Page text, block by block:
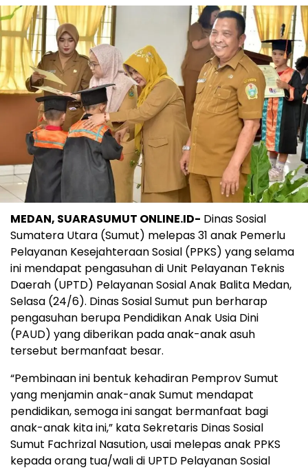
MEDAN, SUARASUMUT ONLINE.ID- Dinas Sosial
Sumatera Utara (Sumut) melepas 31 anak Pemerlu
Pelayanan Kesejahteraan Sosial (PPKS) yang selama
ini mendapat pengasuhan di Unit Pelayanan Teknis
Daerah (UPTD) Pelayanan Sosial Anak Balita Medan,
Selasa (24/6). Dinas Sosial Sumut pun berharap
pengasuhan berupa Pendidikan Anak Usia Dini
(PAUD) yang diberikan pada anak-anak asuh
tersebut bermanfaat besar.
“Pembinaan ini bentuk kehadiran Pemprov Sumut
yang menjamin anak-anak Sumut mendapat
pendidikan, semoga ini sangat bermanfaat bagi
anak-anak kita ini,” kata Sekretaris Dinas Sosial
Sumut Fachrizal Nasution, usai melepas anak PPKS
kepada orang tua/wali di UPTD Pelayanan Sosial